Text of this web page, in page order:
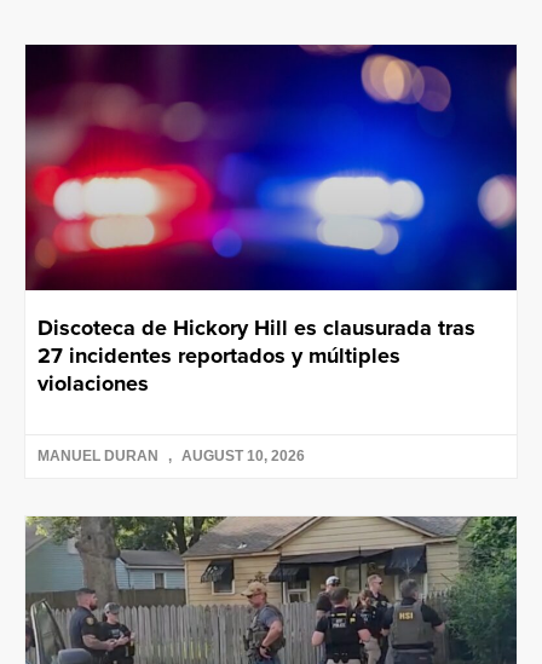
Discoteca de Hickory Hill es clausurada tras
27 incidentes reportados y múltiples
violaciones
MANUEL DURAN AUGUST 10, 2026